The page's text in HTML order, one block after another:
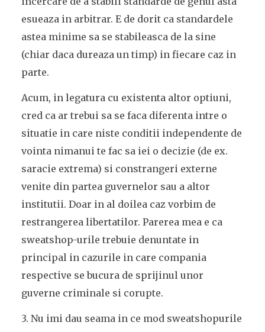
esueaza in arbitrar. E de dorit ca standardele
astea minime sa se stabileasca de la sine
(chiar daca dureaza un timp) in fiecare caz in
parte.
Acum, in legatura cu existenta altor optiuni,
cred ca ar trebui sa se faca diferenta intre o
situatie in care niste conditii independente de
vointa nimanui te fac sa iei o decizie (de ex.
saracie extrema) si constrangeri externe
venite din partea guvernelor sau a altor
institutii. Doar in al doilea caz vorbim de
restrangerea libertatilor. Parerea mea e ca
sweatshop-urile trebuie denuntate in
principal in cazurile in care compania
respective se bucura de sprijinul unor
guverne criminale si corupte.
3. Nu imi dau seama in ce mod sweatshopurile